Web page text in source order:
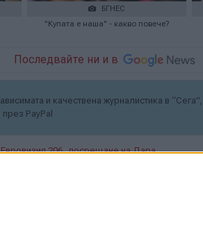
БГНЕС
"Купата е наша" - какво повече?
Последвайте ни и в
и качествена журналистика в “Сега”,
PayPal
Евровизия 206,посрещане на Дара